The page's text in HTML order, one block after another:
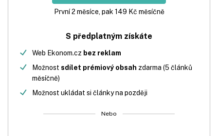
První 2 měsíce, pak 149 Kč měsíčně
S předplatným získáte
Web Ekonom.cz bez reklam
Možnost sdílet prémiový obsah zdarma (5 článků
měsíčně)
Možnost ukládat si články na později
Nebo